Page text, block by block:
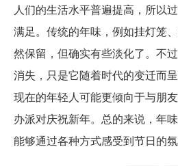
人们的生活水平普遍提高，所以
满足。传统的年味，例如挂灯笼
然保留，但确实有些淡化了。不
消失，只是它随着时代的变迁而
现在的年轻人可能更倾向于与朋
办派对庆祝新年。总的来说，年
能够通过各种方式感受到节日的氛